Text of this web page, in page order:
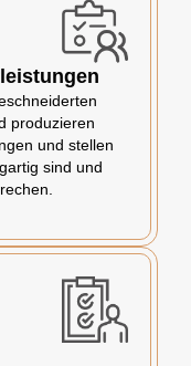
produzieren
und stellen
sind und